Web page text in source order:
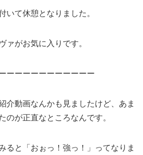
いて休憩となりました。
ァがお気に入りです。
ーーーーーーーーーーー
介動画なんかも見ましたけど、あま
のが正直なところなんです。
ると「おぉっ！強っ！」ってなりま